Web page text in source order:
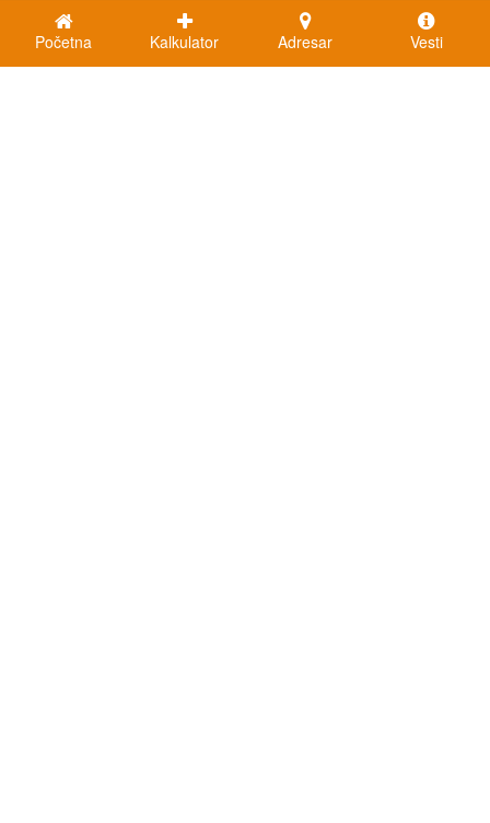
Početna Kalkulator Adresar Vesti